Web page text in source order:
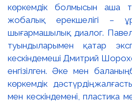
көркемдік болмысын аша
жобалық ерекшелігі –
шығармашылық диалог. Павел
туындыларымен қатар
кескіндемеші Дмитрий
енгізілген. Әке мен
көркемдік дәстүрдің
мен кескіндемені, пластика